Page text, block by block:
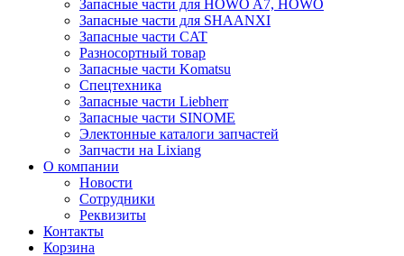
Запасные части для HOWO A7, HOWO
Запасные части для SHAANXI
Запасные части CAT
Разносортный товар
Запасные части Komatsu
Спецтехника
Запасные части Liebherr
Запасные части SINOME
Электонные каталоги запчастей
Запчасти на Lixiang
О компании
Новости
Сотрудники
Реквизиты
Контакты
Корзина